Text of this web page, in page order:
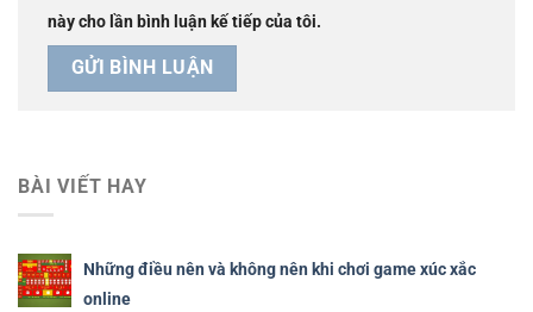
này cho lần bình luận kế tiếp của tôi.
BÀI VIẾT HAY
Những điều nên và không nên khi chơi game xúc xắc
online